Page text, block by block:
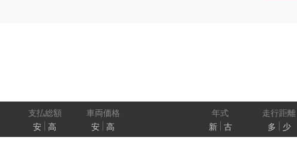
支払総額
安
高
車両価格
安
高
年式
新
古
走行距離
多
少